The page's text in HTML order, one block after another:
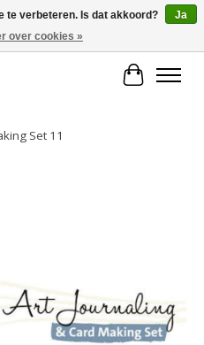
Set 11
te verbeteren. Is dat akkoord?
Ja
over cookies »